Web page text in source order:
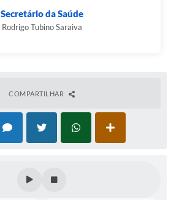
Secretário da Saúde
Rodrigo Tubino Saraiva
COMPARTILHAR